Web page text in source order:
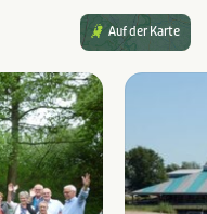
Auf der Karte